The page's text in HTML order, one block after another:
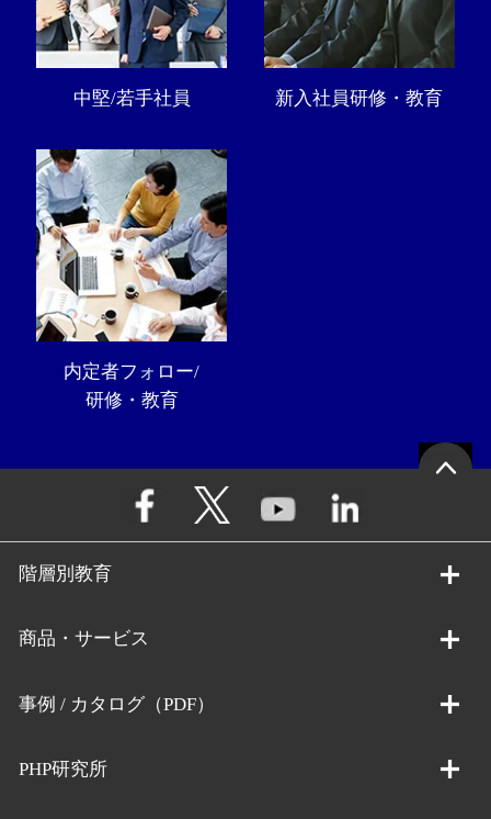
中堅/若手社員 新入社員研修・教育
内定者フォロー/
研修・教育
階層別教育
商品・サービス
事例 / カタログ（PDF）
PHP研究所